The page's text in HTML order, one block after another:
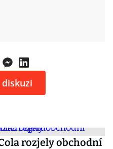
rozjely obchodní